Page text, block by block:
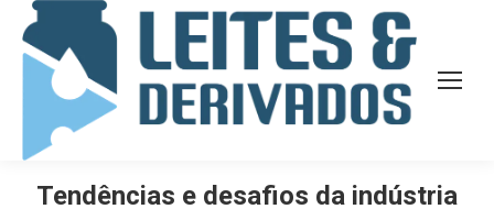
Tendências e desafios da indústria